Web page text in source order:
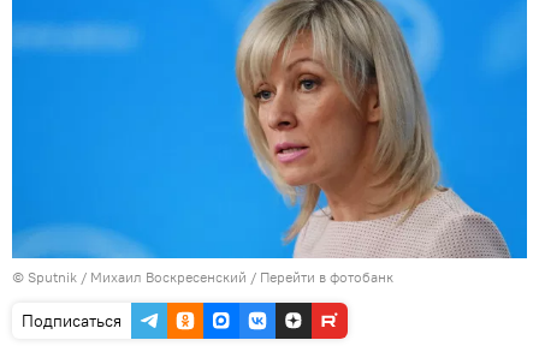
© Sputnik / Михаил Воскресенский / Перейти в фотобанк
Подписаться